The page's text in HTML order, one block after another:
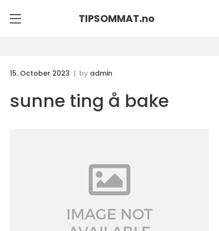
TIPSOMMAT.no
15. October 2023 by admin
sunne ting å bake